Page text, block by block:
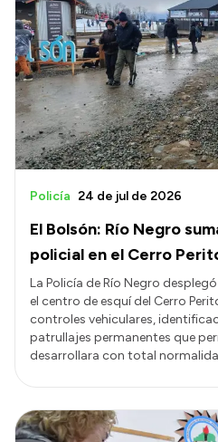
El Bolsón: Río Negro
policial en el Cerro
Policía 24 de jul de 2026
La Policía de Río Negro
el centro de esquí del Cerro
controles vehiculares,
patrullajes permanentes que
desarrollara con total